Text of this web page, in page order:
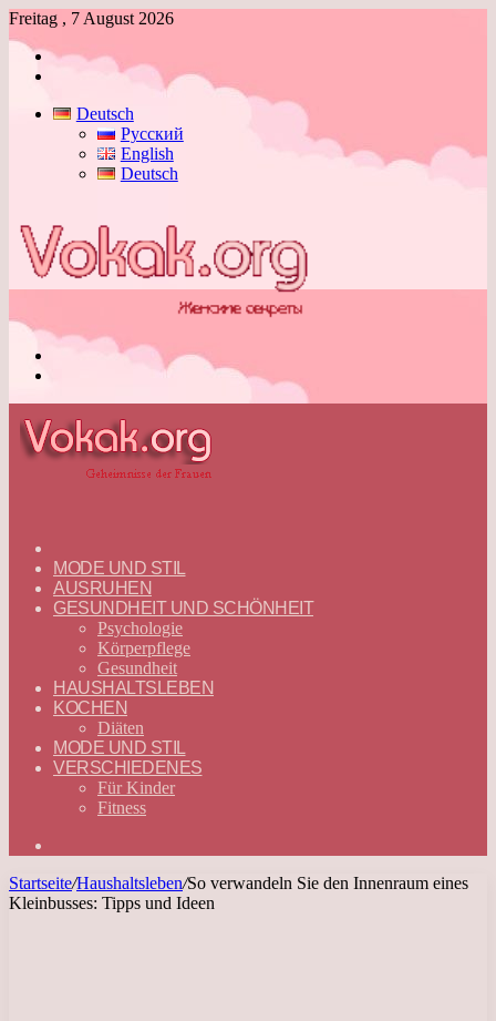
Freitag , 7 August 2026
Anmelden
Deutsch
Русский
English
Deutsch
—
DEUTSCH
MODE UND STIL
AUSRUHEN
GESUNDHEIT UND SCHÖNHEIT
Psychologie
Körperpflege
Gesundheit
HAUSHALTSLEBEN
KOCHEN
Diäten
MODE UND STIL
VERSCHIEDENES
Für Kinder
Fitness
Startseite/Haushaltsleben/So verwandeln Sie den Innenraum eines
Kleinbusses: Tipps und Ideen